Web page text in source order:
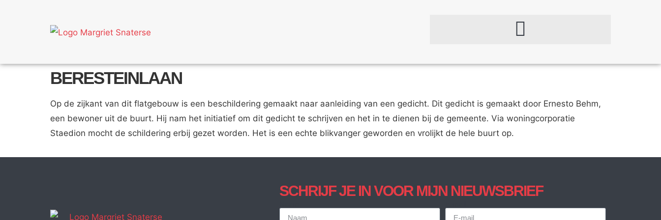
BERESTEINLAAN
Op de zijkant van dit flatgebouw is een beschildering gemaakt naar aanleiding van een gedicht. Dit gedicht is gemaakt door Ernesto Behm,
een bewoner uit de buurt. Hij nam het initiatief om dit gedicht te schrijven en het in te dienen bij de gemeente. Via woningcorporatie
Staedion mocht de schildering erbij gezet worden. Het is een echte blikvanger geworden en vrolijkt de hele buurt op.
SCHRIJF JE IN VOOR MIJN NIEUWSBRIEF